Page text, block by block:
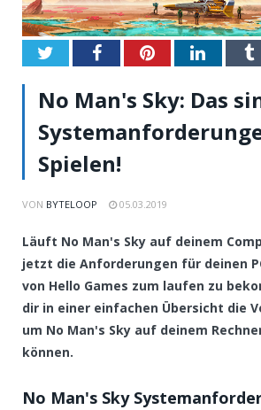
TwitterFacebookPinterestLinkedIn
No Man's Sky: Das
Spielen!
VON BYTELOOP 05.03.2019
Läuft No Man's Sky auf deinem
jetzt die Anforderungen für deinen
von Hello Games zum laufen zu
dir in einer einfachen Übersicht die
um No Man's Sky auf deinem
können.
No Man's Sky